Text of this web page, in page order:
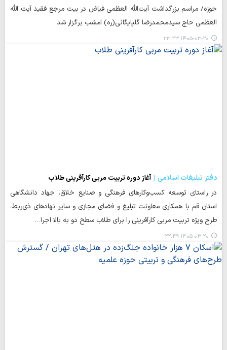
حوزه/ مراسم بزرگداشت آیت‌الله العظمی فیاض در بیت مرجع فقید آیت الله
العظمی حاج سیدمحمدرضا گلپایگانی(ره) امشب برگزار شد.
۱۴۰۵-۰۳-۲۰ ۲۳:۲۳
دفتر تبلیغات اسلامی
آغاز دوره تربیت مربی کارآفرینی طلاب
در راستای توسعه کسب‌وکارهای فرهنگی و صنایع خلاق، جهاد دانشگاهی
استان قم با همکاری معاونت تبلیغ و فضای مجازی و سایر نهادهای ذی‌ربط،
طرح ویژه تربیت مربی کارآفرینی را برای طلاب سطح دو به بالا اجرا…
۱۴۰۵-۰۳-۲۰ ۲۲:۴۹